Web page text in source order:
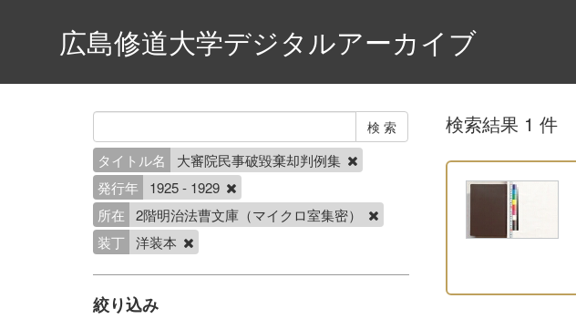
広島修道大学デジタルアーカイブ
タイトル名
大審院民事破毀棄却判例集
発行年
1925 - 1929
所在
2階明治法曹文庫（マイクロ室集密）
装丁 洋装本
絞り込み
検索結果 1 件